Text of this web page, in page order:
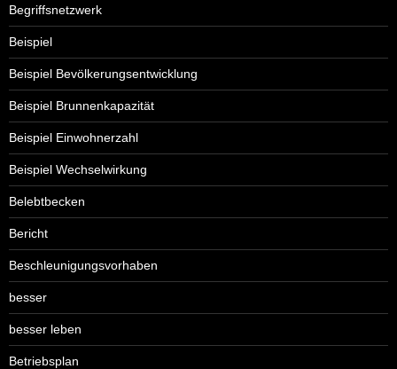
Begriffsnetzwerk
Beispiel
Beispiel Bevölkerungsentwicklung
Beispiel Brunnenkapazität
Beispiel Einwohnerzahl
Beispiel Wechselwirkung
Belebtbecken
Bericht
Beschleunigungsvorhaben
besser
besser leben
Betriebsplan